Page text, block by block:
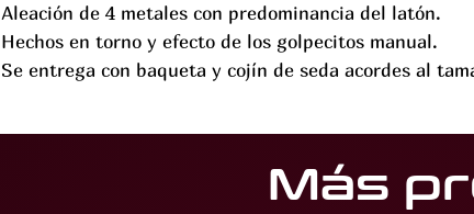
Aleación de 4 metales con predominancia del latón.
Hechos en torno y efecto de los golpecitos manual.
Se entrega con baqueta y cojín de seda acordes al
Más